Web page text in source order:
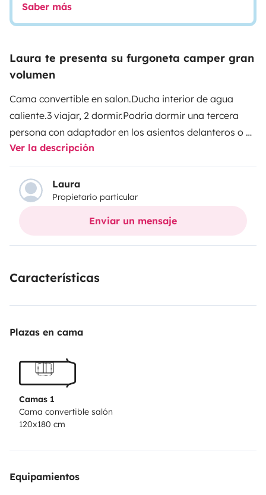
Saber más
Laura te presenta su furgoneta camper gran
volumen
Cama convertible en salon.Ducha interior de agua
caliente.3 viajar, 2 dormir.Podría dormir una tercera
persona con adaptador en los asientos delanteros o un
niño
Ver la descripción
Laura
Propietario particular
Enviar un mensaje
Características
Plazas en cama
Camas 1
Cama convertible salón
120x180 cm
Equipamientos